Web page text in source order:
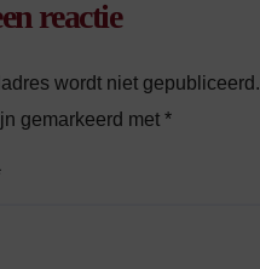
reactie
wordt niet gepubliceerd.
gemarkeerd met *